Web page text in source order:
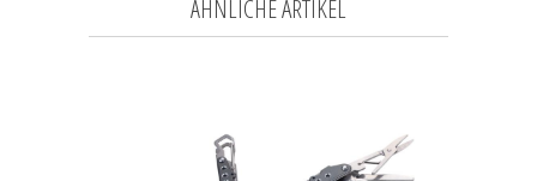
ÄHNLICHE ARTIKEL